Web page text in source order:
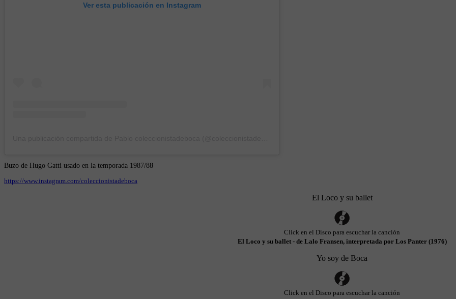
Ver esta publicación en Instagram
Buzo de Hugo Gatti usado en la temporada 1987/88
https://www.instagram.com/coleccionistadeboca
El Loco y su ballet
Click en el Disco para escuchar la canción
El Loco y su ballet - de Lalo Fransen, interpretada por Los Panter (1976)
Yo soy de Boca
Click en el Disco para escuchar la canción